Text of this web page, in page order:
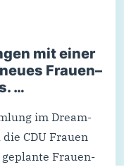
mit einer
Frauen–
…
im Dream-
CDU Frauen
Frauen-